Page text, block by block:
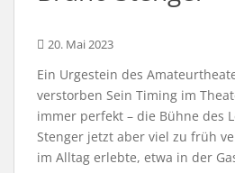
20. Mai 2023
Ein Urgestein des
verstorben Sein Timing im
immer perfekt – die Bühne des
Stenger jetzt aber viel zu früh
im Alltag erlebte, etwa in der